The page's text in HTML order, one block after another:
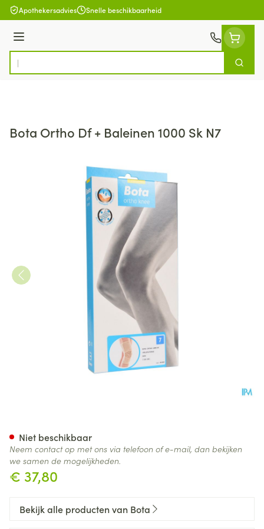
Ga naar de inhoud
Apothekersadvies Snelle beschikbaarheid
Menu
Product, merk, categorie...
Zoek
Bota Ortho Df + Baleinen 1000 Sk N7
€ 37,80
Niet beschikbaar
Neem contact op met ons via telefoon of e-mail, dan bekijken
we samen de mogelijkheden.
Bekijk alle producten van Bota